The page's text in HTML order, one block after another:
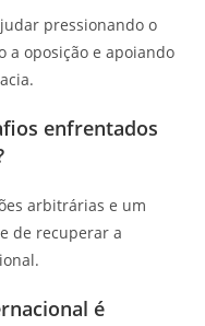
pressionando o
a oposição e apoiando
enfrentados
arbitrárias e um
de recuperar a
é